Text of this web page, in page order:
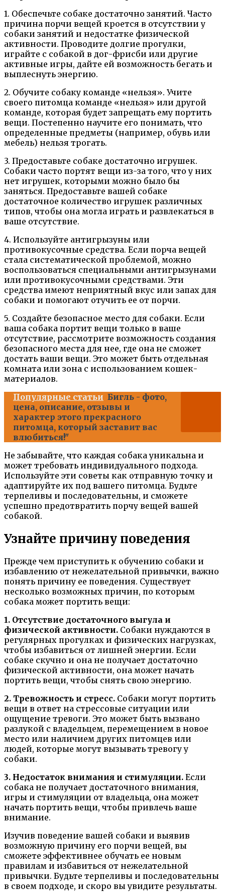
1. Обеспечьте собаке достаточно занятий. Часто
причина порчи вещей кроется в отсутствии у
собаки занятий и недостатке физической
активности. Проводите долгие прогулки,
играйте с собакой в дог-фрисби или другие
активные игры, дайте ей возможность бегать и
выплеснуть энергию.
2. Обучите собаку команде «нельзя». Учите
своего питомца команде «нельзя» или другой
команде, которая будет запрещать ему портить
вещи. Постепенно научите его понимать, что
определенные предметы (например, обувь или
мебель) нельзя трогать.
3. Предоставьте собаке достаточно игрушек.
Собаки часто портят вещи из-за того, что у них
нет игрушек, которыми можно было бы
заняться. Предоставьте вашей собаке
достаточное количество игрушек различных
типов, чтобы она могла играть и развлекаться в
ваше отсутствие.
4. Используйте антигрызуны или
противокусочные средства. Если порча вещей
стала систематической проблемой, можно
воспользоваться специальными антигрызунами
или противокусочными средствами. Эти
средства имеют неприятный вкус или запах для
собаки и помогают отучить ее от порчи.
5. Создайте безопасное место для собаки. Если
ваша собака портит вещи только в ваше
отсутствие, рассмотрите возможность создания
безопасного места для нее, где она не сможет
достать ваши вещи. Это может быть отдельная
комната или зона с использованием кошек-
материалов.
Популярные статьи Бигль - фото,
цена, описание, отзывы и
характер этого прекрасного
питомца, который заставит вас
влюбиться!"
Не забывайте, что каждая собака уникальна и
может требовать индивидуального подхода.
Используйте эти советы как отправную точку и
адаптируйте их под вашего питомца. Будьте
терпеливы и последовательны, и сможете
успешно предотвратить порчу вещей вашей
собакой.
Узнайте причину поведения
Прежде чем приступить к обучению собаки и
избавлению от нежелательной привычки, важно
понять причину ее поведения. Существует
несколько возможных причин, по которым
собака может портить вещи:
1. Отсутствие достаточного выгула и
физической активности. Собаки нуждаются в
регулярных прогулках и физических нагрузках,
чтобы избавиться от лишней энергии. Если
собаке скучно и она не получает достаточно
физической активности, она может начать
портить вещи, чтобы снять свою энергию.
2. Тревожность и стресс. Собаки могут портить
вещи в ответ на стрессовые ситуации или
ощущение тревоги. Это может быть вызвано
разлукой с владельцем, перемещением в новое
место или наличием других питомцев или
людей, которые могут вызывать тревогу у
собаки.
3. Недостаток внимания и стимуляции. Если
собака не получает достаточного внимания,
игры и стимуляции от владельца, она может
начать портить вещи, чтобы привлечь ваше
внимание.
Изучив поведение вашей собаки и выявив
возможную причину его порчи вещей, вы
сможете эффективнее обучать ее новым
правилам и избавиться от нежелательной
привычки. Будьте терпеливы и последовательны
в своем подходе, и скоро вы увидите результаты.